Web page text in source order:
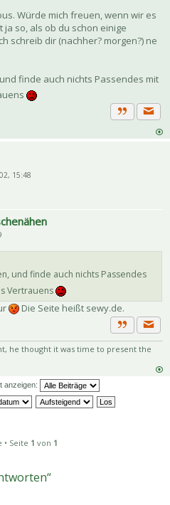
Würde mich freuen, wenn wir es
so, als ob du schon einige
schreib dir (nachher? morgen?) ne
finde auch nichts Passendes mit
Zitat
15:48
und finde auch nichts Passendes
Vertrauens
Die Seite heißt sewy.de.
Zitat
he thought it was time to present the
anzeigen:
• Seite 1 von 1